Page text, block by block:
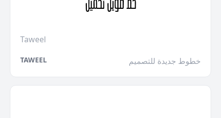
Taweel
TAWEEL خطوط جديدة للتصميم